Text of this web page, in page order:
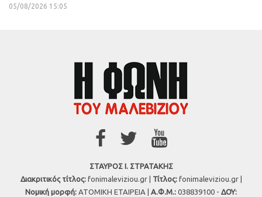
05/08/2026 15:05
ΣΤΑΥΡΟΣ Ι. ΣΤΡΑΤΑΚΗΣ
Διακριτικός τίτλος:fonimaleviziou.gr | Τίτλος:fonimaleviziou.gr |
Νομική μορφή: ΑΤΟΜΙΚΗ ΕΤΑΙΡΕΙΑ | Α.Φ.Μ.: 038839100 - ΔΟΥ: